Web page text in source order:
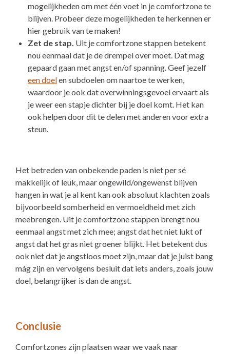
mogelijkheden om met één voet in je comfortzone te
blijven. Probeer deze mogelijkheden te herkennen er
hier gebruik van te maken!
Zet de stap. Uit je comfortzone stappen betekent
nou eenmaal dat je de drempel over moet. Dat mag
gepaard gaan met angst en/of spanning. Geef jezelf
een doelen subdoelen om naartoe te werken,
waardoor je ook dat overwinningsgevoel ervaart als
je weer een stapje dichter bij je doel komt. Het kan
ook helpen door dit te delen met anderen voor extra
steun.
Het betreden van onbekende paden is niet per sé
makkelijk of leuk, maar ongewild/ongewenst blijven
hangen in wat je al kent kan ook absoluut klachten zoals
bijvoorbeeld somberheid en vermoeidheid met zich
meebrengen. Uit je comfortzone stappen brengt nou
eenmaal angst met zich mee; angst dat het niet lukt of
angst dat het gras niet groener blijkt. Het betekent dus
ook niet dat je angstloos moet zijn, maar dat je juist bang
mág zijn en vervolgens besluit dat iets anders, zoals jouw
doel, belangrijker is dan de angst.
Conclusie
Comfortzones zijn plaatsen waar we vaak naar